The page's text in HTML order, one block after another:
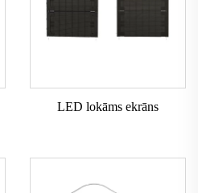
LED lokāms ekrāns